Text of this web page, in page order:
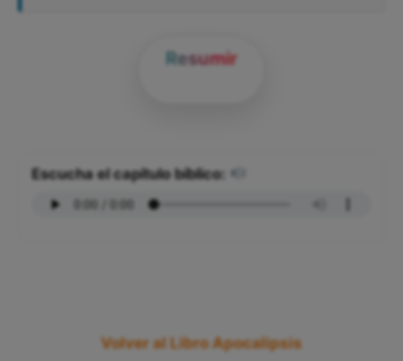
Resumir
Escucha el capítulo bíblico:
Volver al Libro Apocalipsis